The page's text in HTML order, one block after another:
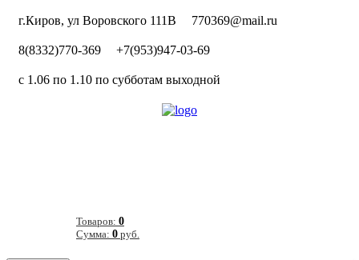
г.Киров, ул Воровского 111В 770369@mail.ru
8(8332)770-369 +7(953)947-03-69
с 1.06 по 1.10 по субботам выходной
Товаров: 0
Сумма: 0 руб.